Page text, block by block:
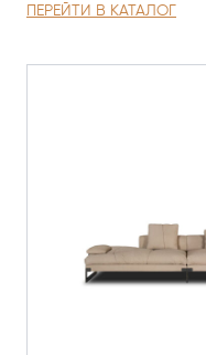
ПЕРЕЙТИ В КАТАЛОГ